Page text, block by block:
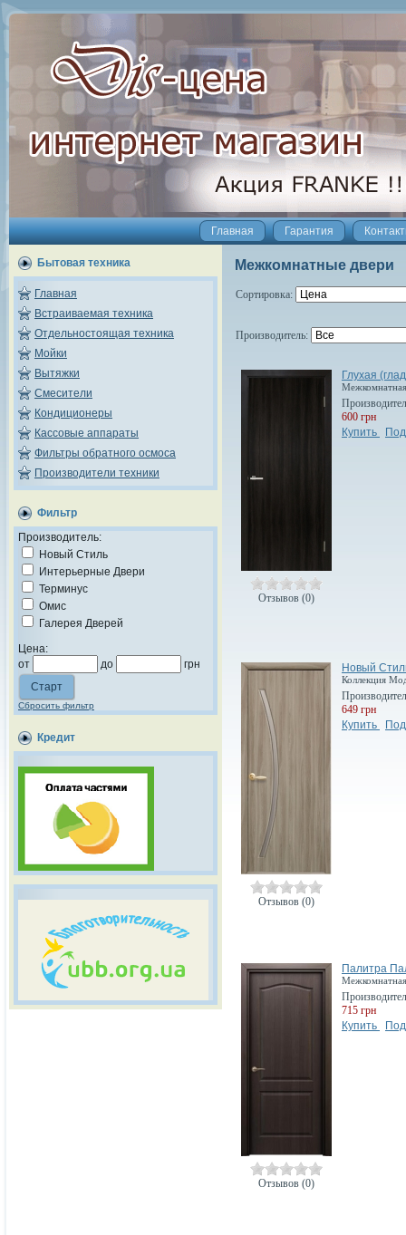
Главная Гарантия
Бытовая техника
Главная
Встраиваемая техника
Отдельностоящая техника
Мойки
Вытяжки
Смесители
Кондиционеры
Кассовые аппараты
Фильтры обратного осмоса
Производители техники
Фильтр
Производитель:
Новый Стиль
Интерьерные Двери
Терминус
Омис
Галерея Дверей
Цена:
от
до грн
Сбросить фильтр
Кредит
Межкомнатные двери
Сортировка:
Производитель:
Отзывов (0)
Глухая
600 грн
Купить
Отзывов (0)
Новый
Коллекция
649 грн
Купить
Отзывов (0)
Палитра
Межкомнатная
715 грн
Купить